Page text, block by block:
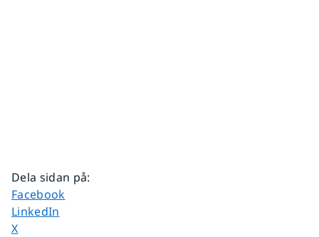
Dela sidan på:
Dela sidan på
Facebook
Dela sidan på
LinkedIn
Dela sidan på
X